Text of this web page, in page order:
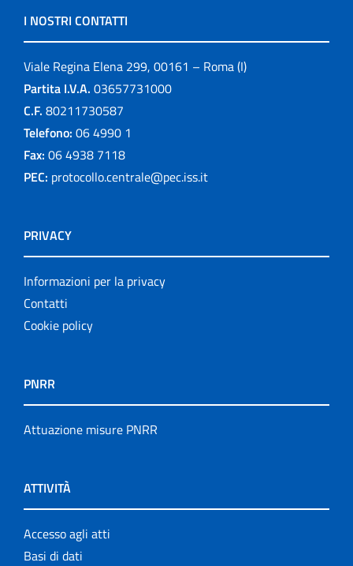
I NOSTRI CONTATTI
Viale Regina Elena 299, 00161 – Roma (I)
Partita I.V.A. 03657731000
C.F. 80211730587
Telefono: 06 4990 1
Fax: 06 4938 7118
PEC: protocollo.centrale@pec.iss.it
PRIVACY
Informazioni per la privacy
Contatti
Cookie policy
PNRR
Attuazione misure PNRR
ATTIVITÀ
Accesso agli atti
Basi di dati